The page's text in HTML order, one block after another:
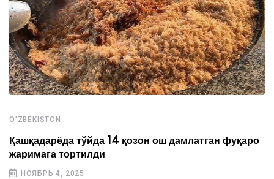
O'ZBEKISTON
Қашқадарёда тўйда 14 қозон ош дамлатган фуқаро
жаримага тортилди
НОЯБРЬ 4, 2025